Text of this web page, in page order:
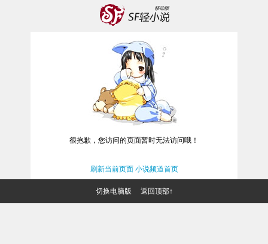
很抱歉，您访问的页面暂时无法访问哦！
刷新当前页面 小说频道首页
切换电脑版 返回顶部↑